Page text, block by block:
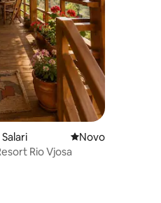
5, 3 avaliações
Novo lugar para
Novo
Rio Vjosa